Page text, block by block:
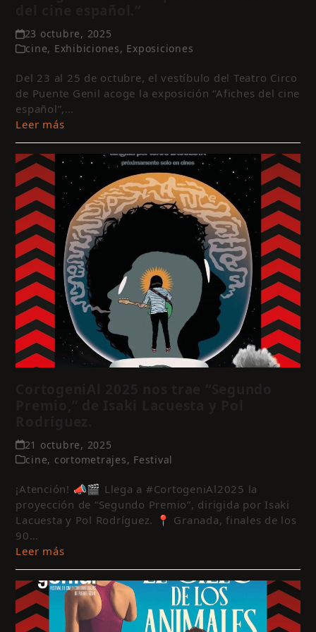
23 octubre, 2025
cine, Exhibiciones, Exposiciones
Del 23 al 25 de octubre, el vestíbulo del Teatro Circo
de Puente Genil acoge la exposición “Afiches del cine
español”,…
Leer más
21 octubre, 2025
cine, cortometrajes, Festival
¡Atención! 📣🎬 Llega a #CortogeniAl2025 la
proyección de “Segundo Premio”, dirigida por Isaki
Lacuesta y Pol Rodríguez. 📍 Granada, finales de los
90…
Leer más